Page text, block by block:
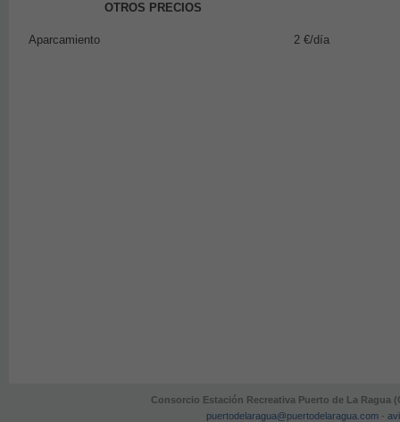
OTROS PRECIOS
Aparcamiento 2 €/día
Consorcio Estación Recreativa Puerto de La Ragua
puertodelaragua@puertodelaragua.com-